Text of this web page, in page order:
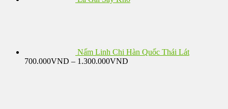
Nấm Linh Chi Hàn Quốc Thái Lát
700.000VND – 1.300.000VND